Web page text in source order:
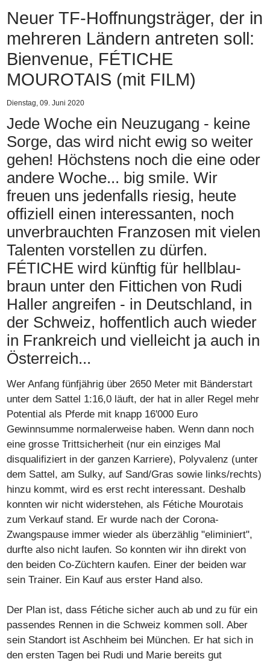
Neuer TF-Hoffnungsträger, der in
mehreren Ländern antreten soll:
Bienvenue, FÉTICHE
MOUROTAIS (mit FILM)
Dienstag, 09. Juni 2020
Jede Woche ein Neuzugang - keine
Sorge, das wird nicht ewig so weiter
gehen! Höchstens noch die eine oder
andere Woche... big smile. Wir
freuen uns jedenfalls riesig, heute
offiziell einen interessanten, noch
unverbrauchten Franzosen mit vielen
Talenten vorstellen zu dürfen.
FÉTICHE wird künftig für hellblau-
braun unter den Fittichen von Rudi
Haller angreifen - in Deutschland, in
der Schweiz, hoffentlich auch wieder
in Frankreich und vielleicht ja auch in
Österreich...
Wer Anfang fünfjährig über 2650 Meter mit Bänderstart
unter dem Sattel 1:16,0 läuft, der hat in aller Regel mehr
Potential als Pferde mit knapp 16'000 Euro
Gewinnsumme normalerweise haben. Wenn dann noch
eine grosse Trittsicherheit (nur ein einziges Mal
disqualifiziert in der ganzen Karriere), Polyvalenz (unter
dem Sattel, am Sulky, auf Sand/Gras sowie links/rechts)
hinzu kommt, wird es erst recht interessant. Deshalb
konnten wir nicht widerstehen, als Fétiche Mourotais
zum Verkauf stand. Er wurde nach der Corona-
Zwangspause immer wieder als überzählig "eliminiert",
durfte also nicht laufen. So konnten wir ihn direkt von
den beiden Co-Züchtern kaufen. Einer der beiden war
sein Trainer. Ein Kauf aus erster Hand also.
Der Plan ist, dass Fétiche sicher auch ab und zu für ein
passendes Rennen in die Schweiz kommen soll. Aber
sein Standort ist Aschheim bei München. Er hat sich in
den ersten Tagen bei Rudi und Marie bereits gut